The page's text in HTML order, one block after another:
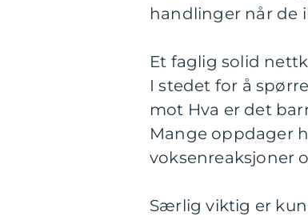
handlinger når de
Et faglig solid
I stedet for å
mot Hva er det
Mange oppdager
voksenreaksjoner
Særlig viktig er